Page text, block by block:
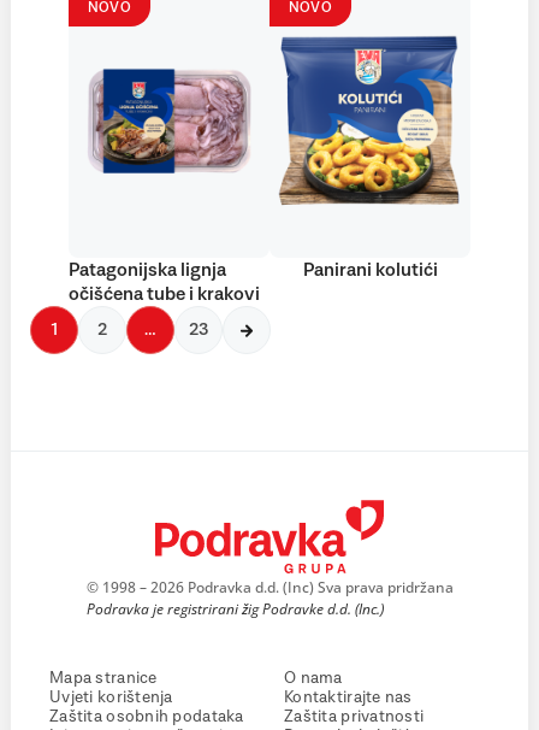
NOVO
Patagonijska lignja
očišćena tube i krakovi
NOVO
Panirani kolutići
1 2 … 23
© 1998 – 2026 Podravka d.d. (Inc) Sva prava pridržana
Podravka je registrirani žig Podravke d.d. (Inc.)
Mapa stranice
Uvjeti korištenja
Zaštita osobnih podataka
O nama
Kontaktirajte nas
Zaštita privatnosti